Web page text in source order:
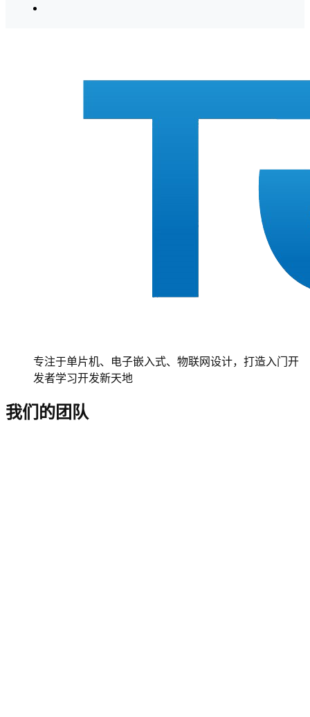
专注于单片机、电子嵌入式、物联网设计，打造入门开
发者学习开发新天地
我们的团队